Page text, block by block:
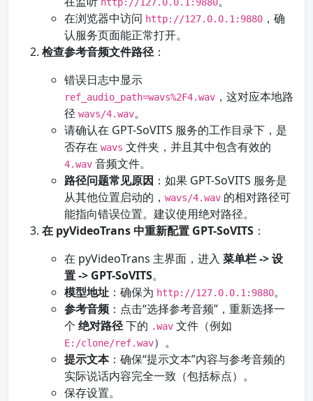
在浏览器中访问 http://127.0.0.1:9880 ，确
认服务页面能正常打开。
检查参考音频文件路径：
错误日志中显示
ref_audio_path=wavs%2F4.wav ，这对应本地路
径 wavs/4.wav。
请确认在 GPT-SoVITS 服务的工作目录下，是
否存在 wavs 文件夹，并且其中包含有效的
4.wav 音频文件。
路径问题常见原因 ：如果 GPT-SoVITS 服务是
从其他位置启动的， wavs/4.wav 的相对路径可
能指向错误位置。建议使用绝对路径。
在 pyVideoTrans 中重新配置 GPT-SoVITS ：
在 pyVideoTrans 主界面，进入 菜单栏 -> 设
置 -> GPT-SoVITS。
模型地址 ：确保为 http://127.0.0.1:9880。
参考音频 ：点击“选择参考音频”，重新选择一
个 绝对路径下的 .wav 文件（例如
E:/clone/ref.wav）。
提示文本：确保“提示文本”内容与参考音频的
实际说话内容完全一致（包括标点）。
保存设置。